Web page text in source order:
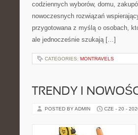
codziennych wyborów, domu,
nowoczesnych rozwiązań
przygotowana z myślą o osobach,
ale jednocześnie szukają […]
CATEGORIES: MONTRAVELS
TRENDY I
POSTED BY ADMIN CZE - 20 -